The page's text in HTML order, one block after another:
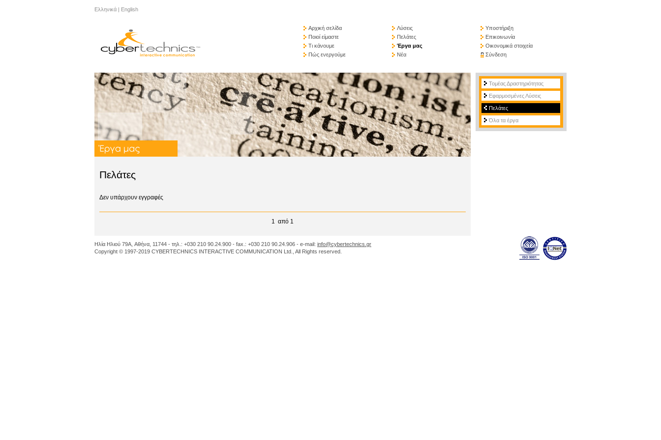
Ελληνικά | English
Αρχική σελίδα
Ποιοί είμαστε
Τι κάνουμε
Πώς ενεργούμε
Λύσεις
Πελάτες
Έργα μας
Νέα
Υποστήριξη
Επικοινωνία
Οικονομικά στοιχεία
Σύνδεση
Πελάτες
Δεν υπάρχουν εγγραφές
1 από 1
Τομέας Δραστηριότητας
Εφαρμοσμένες Λύσεις
Πελάτες
Όλα τα έργα
Ηλία Ηλιού 79A, Αθήνα, 11744 - τηλ.: +030 210 90.24.900 - fax.: +030 210 90.24.906 - e-mail: info@cybertechnics.gr
Copyright © 1997-2019 CYBERTECHNICS INTERACTIVE COMMUNICATION Ltd., All Rights reserved.